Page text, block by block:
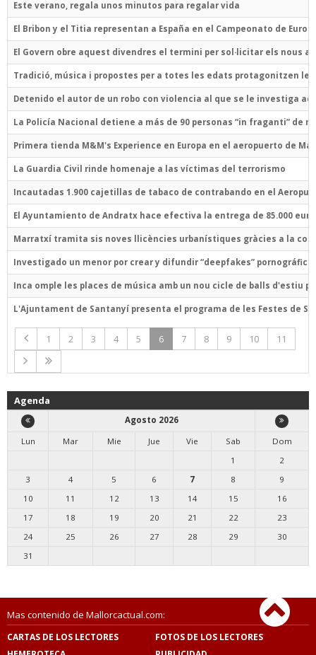
Este verano, regala unos minutos para regalar vida
El Bribon y el Titia representan a España en el Campeonato de
El Govern obre aquest divendres el termini per sol·licitar els nous
Tradició, música i propostes per a totes les edats protagonitzen
Detenido el autor de un robo con violencia al que se le investiga
La Policía Nacional detiene a más de 90 personas “in fraganti” de
Primera tienda M&M's Experience en Europa en el aeropuerto de
La Guardia Civil rinde homenaje a las víctimas del terrorismo
Incautadas 1.900 cajetillas de tabaco de contrabando en el
El Ayuntamiento de Andratx hace efectiva la entrega de 85.000
Marratxí tramita sis noves llicències urbanístiques gràcies a la
Investigado un menor por crear y difundir “deepfakes”
Inca omple les places de música amb un nou cicle de balls d'estiu
L'Ajuntament de Santanyí presenta el programa de les Festes de
1 2 3 4 5 6 7 8 9 10 11
Agenda
Agosto 2026
Lun
Mar Mie Jue Vie Sab
Dom
1
2
3
4 5 6 7 8
9
10
11 12 13 14 15
16
17
18 19 20 21 22
23
24
25 26 27 28 29
30
31
Mas contenido de Mallorcactual.com:
CARTAS DE LOS LECTORES
FOTOS DE LOS LECTORES